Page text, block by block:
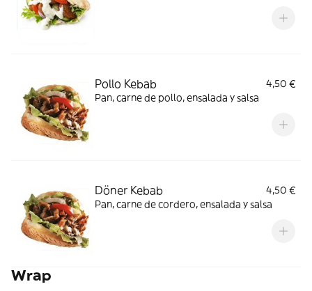
Pollo Kebab
4,50 €
Pan, carne de pollo, ensalada y salsa
Döner Kebab
4,50 €
Pan, carne de cordero, ensalada y salsa
Wrap